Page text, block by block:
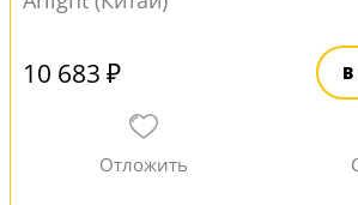
10 683 ₽